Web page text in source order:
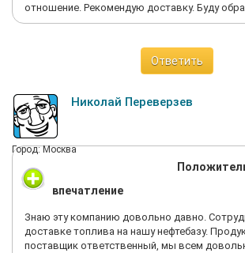
отношение. Рекомендую доставку. Буду
Ответить
Николай Переверзев
Город: Москва
впечатление
Знаю эту компанию довольно давно.
доставке топлива на нашу нефтебазу.
поставщик ответственный, мы всем